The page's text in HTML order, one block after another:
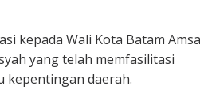
kepada Wali Kota Batam
yang telah memfasilitasi
kepentingan daerah.